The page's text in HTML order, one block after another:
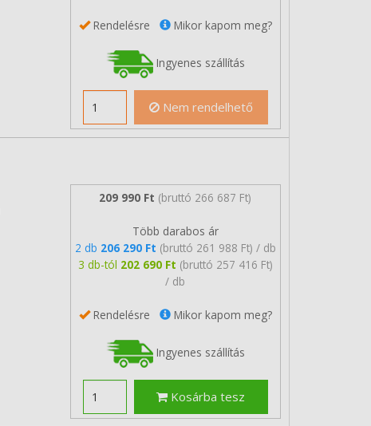
Rendelésre Mikor kapom meg?
Ingyenes szállítás
Nem rendelhető
209 990 Ft (bruttó 266 687 Ft)
Több darabos ár
2 db 206 290 Ft (bruttó 261 988 Ft) / db
3 db-tól 202 690 Ft (bruttó 257 416 Ft)
/ db
Rendelésre Mikor kapom meg?
Ingyenes szállítás
Kosárba tesz